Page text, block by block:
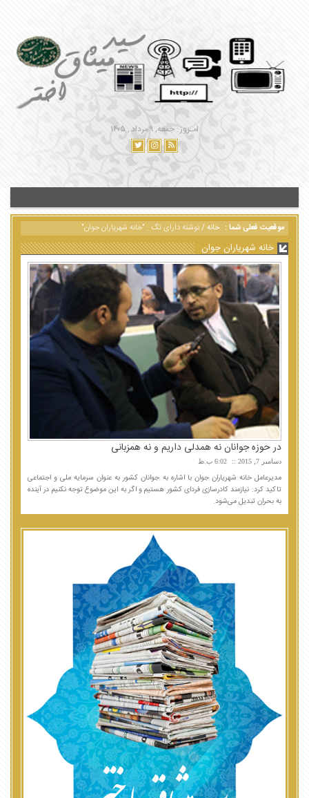
امـروز : جمعه, ۹ مرداد , ۱۴۰۵
موقعیت فعلی شما : خانه/نوشته دارای تگ : "خانه شهریاران جوان"
خانه شهریاران جوان
در حوزه جوانان نه همدلی داریم و نه همزبانی
دسامبر 7, 2015 6:02 ب.ظ
مدیرعامل خانه شهریاران جوان با اشاره به جوانان کشور به عنوان سرمایه ملی و اجتماعی
تاکید کرد: نیازمند کادرسازی فردای کشور هستیم و اگر به این موضوع توجه نکنیم در آینده
به بحران تبدیل می‌شود.